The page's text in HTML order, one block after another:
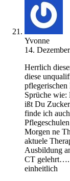
Yvonne
14.
Herrlich
diese
Sprüche
ißt Du
finde ich
Morgen ne
aktuele
Ausbildung
CT gelehrt….
einheitlich